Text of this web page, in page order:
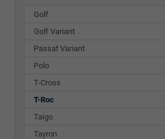
Golf
Golf Variant
Passat Variant
Polo
T-Cross
T-Roc
Taigo
Tayron